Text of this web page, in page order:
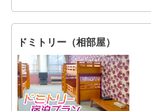
ドミトリー（相部屋）